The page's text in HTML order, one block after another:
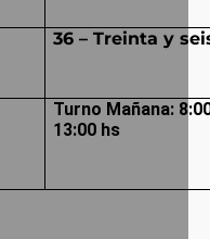
36 – Treinta y
Turno Mañana:
13:00 hs